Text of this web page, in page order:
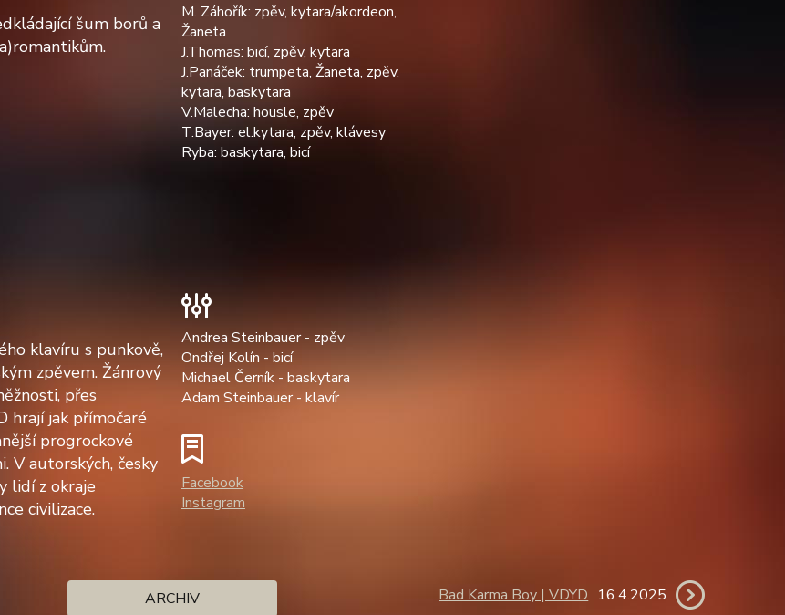
šum borů a
M. Záhořík: zpěv, kytara/akordeon,
Žaneta
J.Thomas: bicí, zpěv, kytara
J.Panáček: trumpeta, Žaneta, zpěv,
kytara, baskytara
V.Malecha: housle, zpěv
T.Bayer: el.kytara, zpěv, klávesy
Ryba: baskytara, bicí
klavíru s punkově,
zpěvem. Žánrový
přes
hrají jak přímočaré
progrockové
V autorských, česky
lidí z okraje
civilizace.
Andrea Steinbauer - zpěv
Ondřej Kolín - bicí
Michael Černík - baskytara
Adam Steinbauer - klavír
Facebook
Instagram
ARCHIV Bad Karma Boy | VDYD 16.4.2025